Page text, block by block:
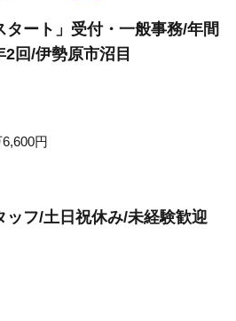
タート」受付・一般事務/年間
回/伊勢原市沼目
円
ッフ/土日祝休み/未経験歓迎